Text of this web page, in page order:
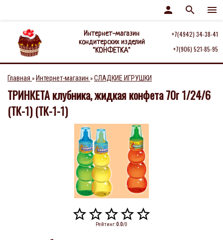
menu
search
person
Интернет-магазин
кондитерских изделий
"КОНФЕТКА"
+7(4942) 34-38-41
+7(906) 521-85-95
Главная » Интернет-магазин » СЛАДКИЕ ИГРУШКИ
ТРИНКЕТА клубника, жидкая конфета 70г 1/24/6
(ТК-1) (ТК-1-1)
Рейтинг:0.0/0